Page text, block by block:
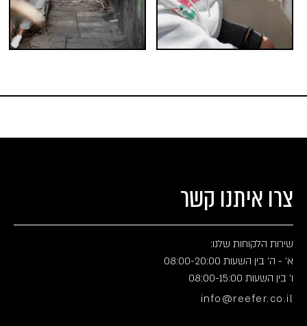
צרו איתנו קשר
שירות הלקוחות שלנו:
א' - ה' בין השעות 08:00-20:00
ו' בין השעות 08:00-15:00
info@reefer.co.il